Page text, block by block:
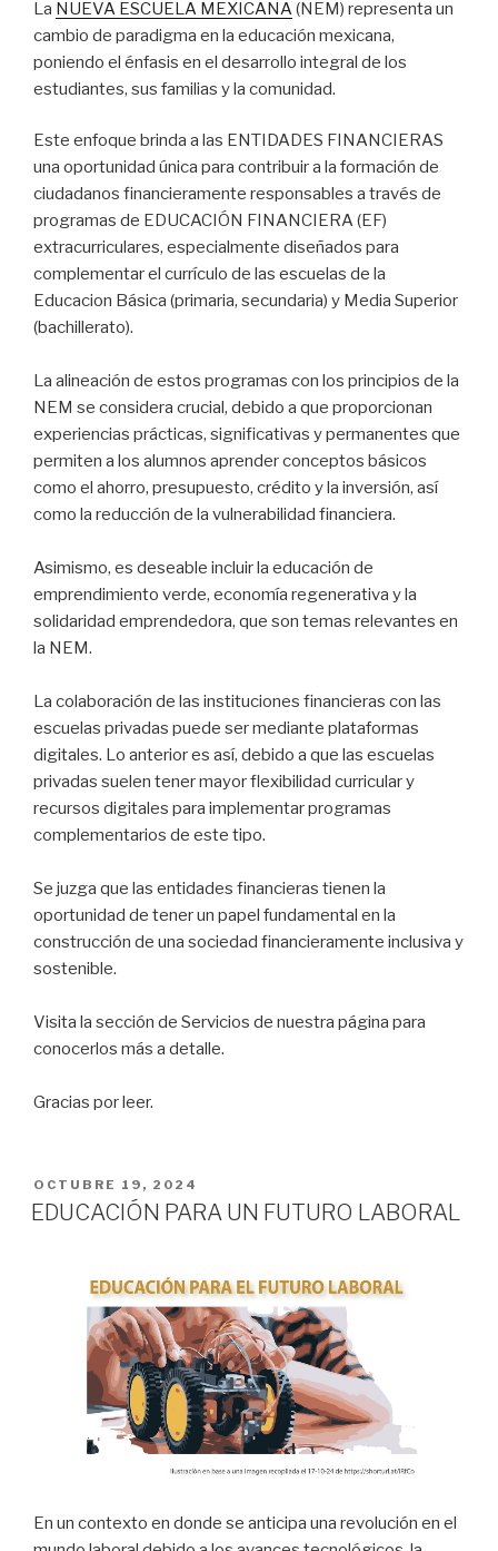
La NUEVA ESCUELA MEXICANA (NEM) representa un
cambio de paradigma en la educación mexicana,
poniendo el énfasis en el desarrollo integral de los
estudiantes, sus familias y la comunidad.
Este enfoque brinda a las ENTIDADES FINANCIERAS
una oportunidad única para contribuir a la formación de
ciudadanos financieramente responsables a través de
programas de EDUCACIÓN FINANCIERA (EF)
extracurriculares, especialmente diseñados para
complementar el currículo de las escuelas de la
Educacion Básica (primaria, secundaria) y Media Superior
(bachillerato).
La alineación de estos programas con los principios de la
NEM se considera crucial, debido a que proporcionan
experiencias prácticas, significativas y permanentes que
permiten a los alumnos aprender conceptos básicos
como el ahorro, presupuesto, crédito y la inversión, así
como la reducción de la vulnerabilidad financiera.
Asimismo, es deseable incluir la educación de
emprendimiento verde, economía regenerativa y la
solidaridad emprendedora, que son temas relevantes en
la NEM.
La colaboración de las instituciones financieras con las
escuelas privadas puede ser mediante plataformas
digitales. Lo anterior es así, debido a que las escuelas
privadas suelen tener mayor flexibilidad curricular y
recursos digitales para implementar programas
complementarios de este tipo.
Se juzga que las entidades financieras tienen la
oportunidad de tener un papel fundamental en la
construcción de una sociedad financieramente inclusiva y
sostenible.
Visita la sección de Servicios de nuestra página para
conocerlos más a detalle.
Gracias por leer.
PUBLICADO
EN
OCTUBRE 19, 2024
EDUCACIÓN PARA UN FUTURO LABORAL
En un contexto en donde se anticipa una revolución en el